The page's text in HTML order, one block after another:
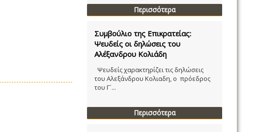
Περισσότερα
Συμβούλιο της Επικρατείας:
Ψευδείς οι δηλώσεις του
Αλέξανδρου Κολιάδη
Ψευδείς χαρακτηρίζει τις δηλώσεις
του Αλεξάνδρου Κολιαδη, ο πρόεδρος
του Γ´...
Περισσότερα